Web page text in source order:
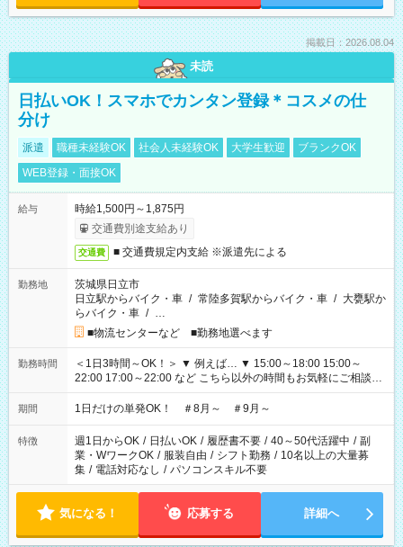
掲載日：2026.08.04
未読
日払いOK！スマホでカンタン登録＊コスメの仕
分け
派遣 職種未経験OK 社会人未経験OK 大学生歓迎
ブランクOK
WEB登録・面接OK
給与
時給1,500円～1,875円
交通費別途支給あり
交通費 ■ 交通費規定内支給 ※派遣先による
勤務地
茨城県日立市
日立駅からバイク・車 / 常陸多賀駅からバイク・車 / 大甕駅か
らバイク・車 / …
■物流センターなど ■勤務地選べます
勤務時間
＜1日3時間～OK！＞ ▼ 例えば… ▼ 15:00～18:00 15:00～
22:00 17:00～22:00 など こちら以外の時間もお気軽にご相談く
ださい！
期間 1日だけの単発OK！ ＃8月～ ＃9月～
特徴 週1日からOK / 日払いOK / 履歴書不要 / 40～50代活躍中 / 副
業・WワークOK / 服装自由 / シフト勤務 / 10名以上の大量募
集 / 電話対応なし / パソコンスキル不要
気になる！ 応募する 詳細へ